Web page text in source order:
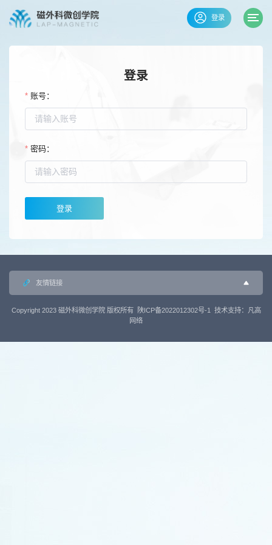
登录
登录
账号：
密码：
登录
Copyright 2023 磁外科微创学院 版权所有 陕ICP备2022012302号-1 技术支持：
凡高
网络
友情链接